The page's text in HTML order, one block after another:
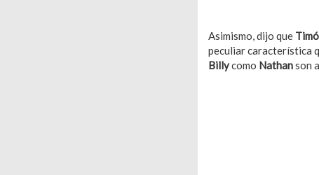
Asimismo, dijo que
peculiar característica
Billycomo Nathanson